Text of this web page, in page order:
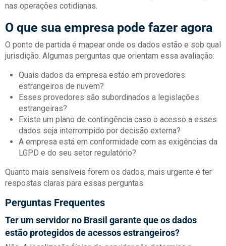
nas operações cotidianas.
O que sua empresa pode fazer agora
O ponto de partida é mapear onde os dados estão e sob qual
jurisdição. Algumas perguntas que orientam essa avaliação:
Quais dados da empresa estão em provedores
estrangeiros de nuvem?
Esses provedores são subordinados a legislações
estrangeiras?
Existe um plano de contingência caso o acesso a esses
dados seja interrompido por decisão externa?
A empresa está em conformidade com as exigências da
LGPD e do seu setor regulatório?
Quanto mais sensíveis forem os dados, mais urgente é ter
respostas claras para essas perguntas.
Perguntas Frequentes
Ter um servidor no Brasil garante que os dados
estão protegidos de acessos estrangeiros?